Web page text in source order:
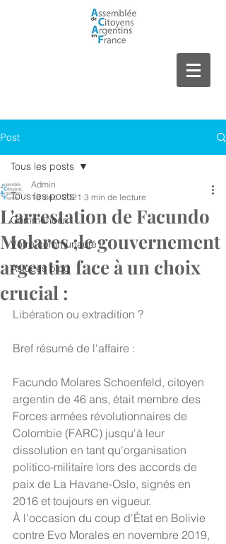
Post
Tous les posts
Commencer
Votre communauté
Astuces blog
Tous les posts
L'arrestation de Facundo
Molares ;le gouvernement
argentin face à un choix
crucial :
Admin
13 déc. 2021 3 min de lecture
Libération ou extradition ?
Bref résumé de l'affaire :
Facundo Molares Schoenfeld, citoyen
argentin de 46 ans, était membre des
Forces armées révolutionnaires de
Colombie (FARC) jusqu'à leur
dissolution en tant qu'organisation
politico-militaire lors des accords de
paix de La Havane-Oslo, signés en
2016 et toujours en vigueur.
À l'occasion du coup d'État en Bolivie
contre Evo Morales en novembre 2019,